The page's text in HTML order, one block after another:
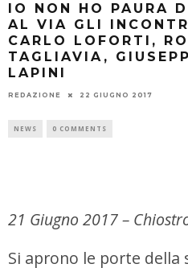
IO NON HO PAURA
AL VIA GLI
CARLO LOFORTI,
TAGLIAVIA,
LAPINI
REDAZIONE 22 GIUGNO 2017
NEWS 0 COMMENTS
21 Giugno 2017 –
Si aprono le porte della